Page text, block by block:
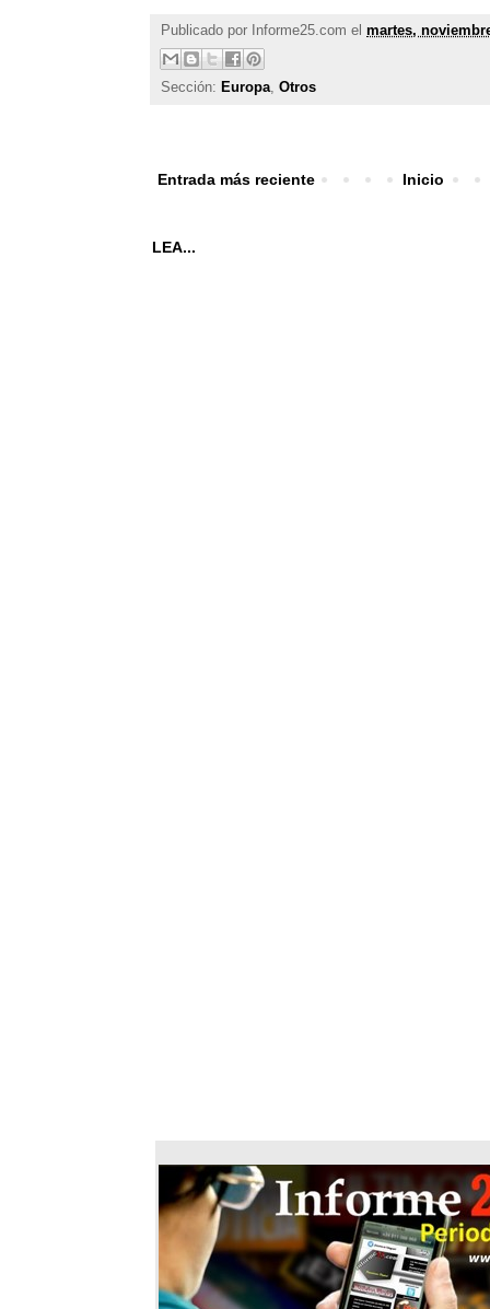
Publicado por Informe25.com el martes,
Sección: Europa, Otros
Entrada más reciente Inicio
LEA...